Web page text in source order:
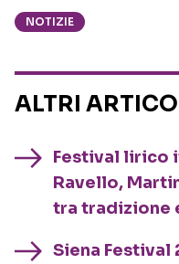
NOTIZIE
ALTRI
Festival lirico
Ravello,
tra tradizione
Siena Festival